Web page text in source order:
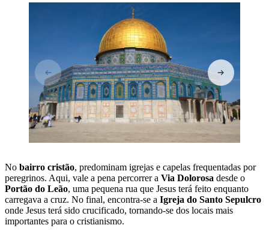
No bairro cristão, predominam igrejas e capelas frequentadas por
peregrinos. Aqui, vale a pena percorrer a Via Dolorosa desde o
Portão do Leão, uma pequena rua que Jesus terá feito enquanto
carregava a cruz. No final, encontra-se a Igreja do Santo Sepulcro
onde Jesus terá sido crucificado, tornando-se dos locais mais
importantes para o cristianismo.